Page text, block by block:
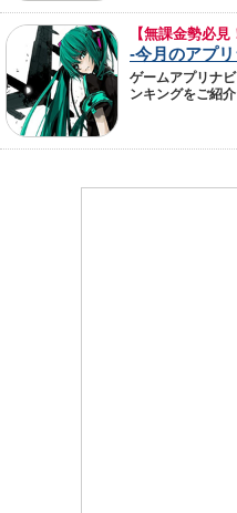
【無課金勢必見
-今月のアプ
ゲームアプリナ
ンキングをご紹介